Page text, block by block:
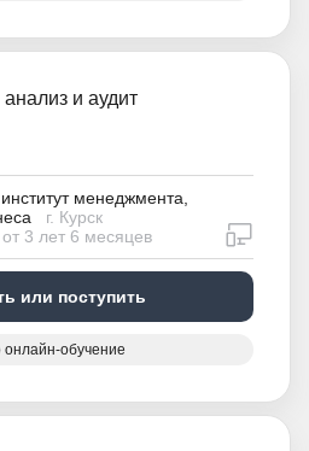
анализ и аудит
менеджмента,
г. Курск
3 лет 6 месяцев
или поступить
онлайн-обучение